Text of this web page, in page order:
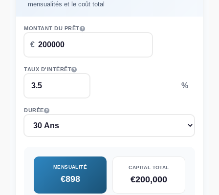
mensualités et le coût total
MONTANT DU PRÊT
TAUX D'INTÉRÊT
DURÉE
MENSUALITÉ
€898
CAPITAL TOTAL
€200,000